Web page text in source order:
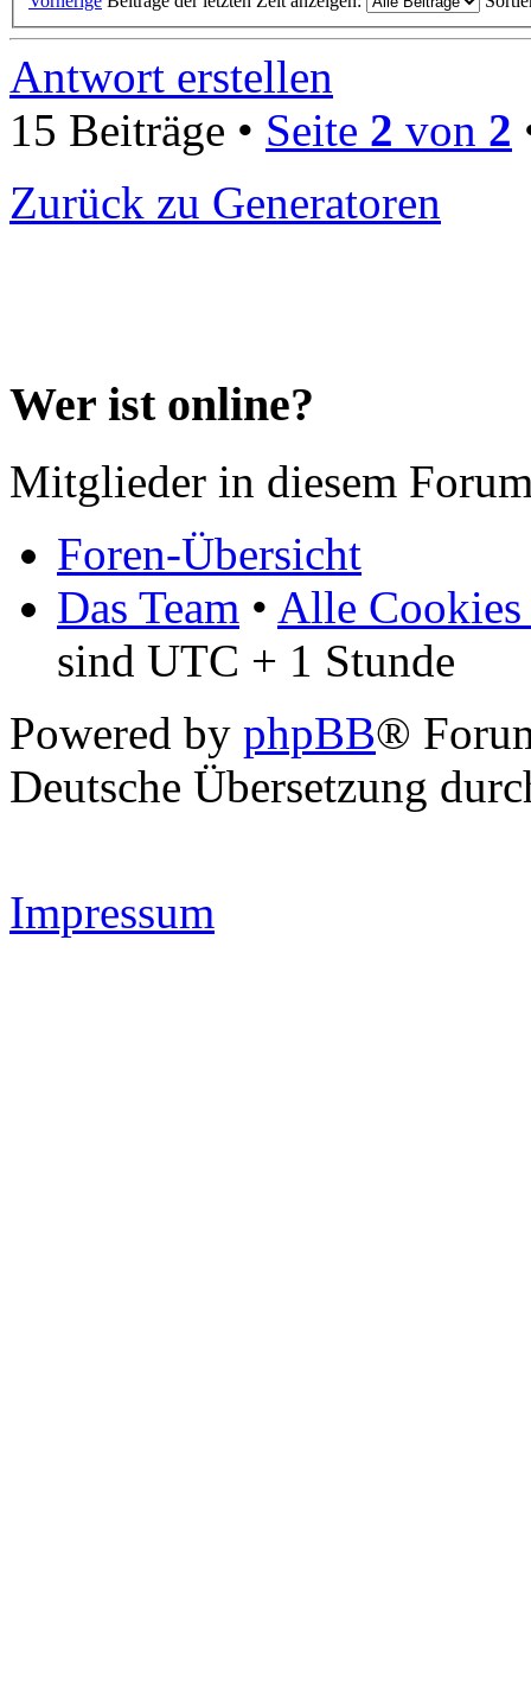
Antwort erstellen
15 Beiträge • Seite 2 von 2
Zurück zu Generatoren
Wer ist online?
Mitglieder in diesem
Foren-Übersicht
Das Team • Alle Cookies
sind UTC + 1 Stunde
Powered by phpBB®
Deutsche Übersetzung
Impressum